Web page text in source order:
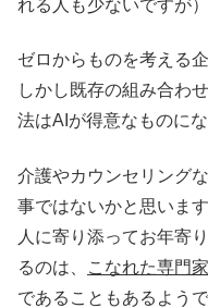
れる人も少ないですが）
ゼロからものを考える
しかし既存の組み合わ
法はAIが得意なものに
介護やカウンセリング
事ではないかと思います
人に寄り添ってお年寄
るのは、
こなれた専門
であることもあるようで